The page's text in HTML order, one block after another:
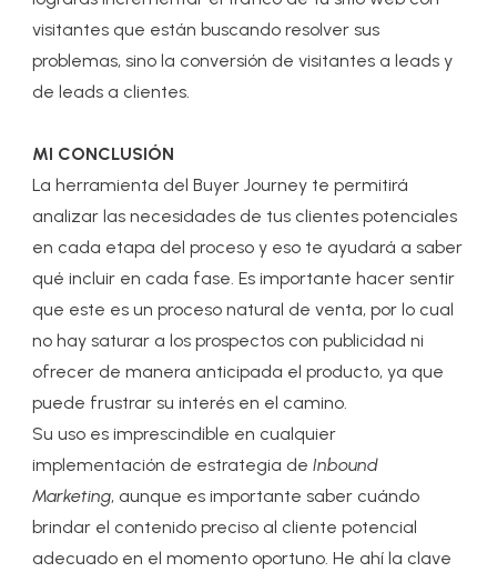
visitantes que están buscando resolver sus
problemas, sino la conversión de visitantes a leads y
de leads a clientes.
MI CONCLUSIÓN
La herramienta del Buyer Journey te permitirá
analizar las necesidades de tus clientes potenciales
en cada etapa del proceso y eso te ayudará a saber
qué incluir en cada fase. Es importante hacer sentir
que este es un proceso natural de venta, por lo cual
no hay saturar a los prospectos con publicidad ni
ofrecer de manera anticipada el producto, ya que
puede frustrar su interés en el camino.
Su uso es imprescindible en cualquier
implementación de estrategia deInbound
Marketing, aunque es importante saber cuándo
brindar el contenido preciso al cliente potencial
adecuado en el momento oportuno. He ahí la clave